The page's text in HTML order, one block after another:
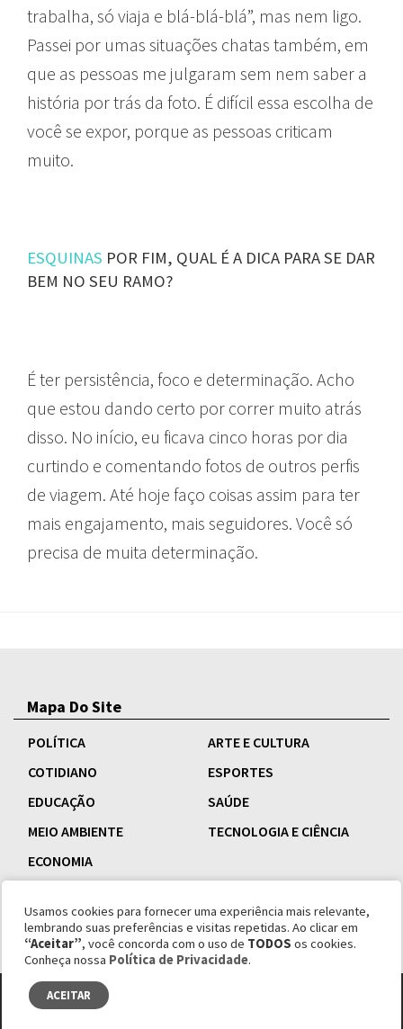
trabalha, só viaja e blá-blá-blá”, mas nem ligo.
Passei por umas situações chatas também, em
que as pessoas me julgaram sem nem saber a
história por trás da foto. É difícil essa escolha de
você se expor, porque as pessoas criticam
muito.
ESQUINAS POR FIM, QUAL É A DICA PARA SE DAR
BEM NO SEU RAMO?
É ter persistência, foco e determinação. Acho
que estou dando certo por correr muito atrás
disso. No início, eu ficava cinco horas por dia
curtindo e comentando fotos de outros perfis
de viagem. Até hoje faço coisas assim para ter
mais engajamento, mais seguidores. Você só
precisa de muita determinação.
Mapa Do Site
POLÍTICA
ARTE E CULTURA
COTIDIANO
ESPORTES
EDUCAÇÃO
SAÚDE
MEIO AMBIENTE
TECNOLOGIA E CIÊNCIA
ECONOMIA
© copyright 1995 - 2026 Revista Esquinas.
Usamos cookies para fornecer uma experiência mais relevante,
lembrando suas preferências e visitas repetidas. Ao clicar em
“Aceitar”, você concorda com o uso de TODOS os cookies.
Conheça nossa Política de Privacidade.
ACEITAR